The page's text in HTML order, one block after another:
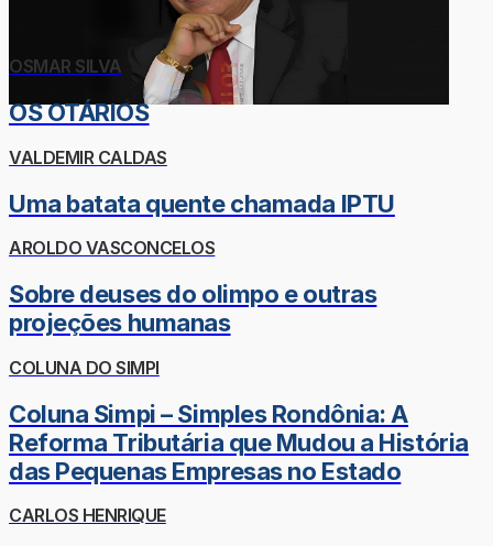
OSMAR SILVA
OS OTÁRIOS
VALDEMIR CALDAS
Uma batata quente chamada IPTU
AROLDO VASCONCELOS
Sobre deuses do olimpo e outras
projeções humanas
COLUNA DO SIMPI
Coluna Simpi – Simples Rondônia: A
Reforma Tributária que Mudou a História
das Pequenas Empresas no Estado
CARLOS HENRIQUE